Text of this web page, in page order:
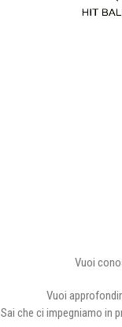
Vuoi
Vuoi
Sai che ci impegniamo in